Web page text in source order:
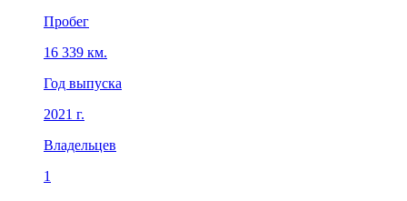
Пробег
16 339 км.
Год выпуска
2021 г.
Владельцев
1